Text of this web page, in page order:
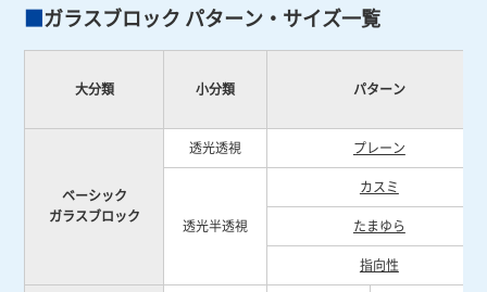
ガラスブロック パターン・サイズ一覧
大分類 小分類 パターン
ベーシック
ガラスブロック
透光透視 プレーン
透光半透視
カスミ
たまゆら
指向性